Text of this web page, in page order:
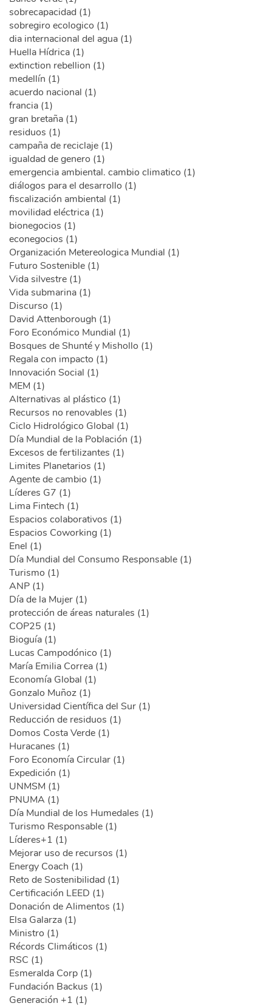
sobrecapacidad (1)
sobregiro ecologico (1)
dia internacional del agua (1)
Huella Hídrica (1)
extinction rebellion (1)
medellín (1)
acuerdo nacional (1)
francia (1)
gran bretaña (1)
residuos (1)
campaña de reciclaje (1)
igualdad de genero (1)
emergencia ambiental. cambio climatico (1)
diálogos para el desarrollo (1)
fiscalización ambiental (1)
movilidad eléctrica (1)
bionegocios (1)
econegocios (1)
Organización Metereologica Mundial (1)
Futuro Sostenible (1)
Vida silvestre (1)
Vida submarina (1)
Discurso (1)
David Attenborough (1)
Foro Económico Mundial (1)
Bosques de Shunté y Mishollo (1)
Regala con impacto (1)
Innovación Social (1)
MEM (1)
Alternativas al plástico (1)
Recursos no renovables (1)
Ciclo Hidrológico Global (1)
Día Mundial de la Población (1)
Excesos de fertilizantes (1)
Limites Planetarios (1)
Agente de cambio (1)
Líderes G7 (1)
Lima Fintech (1)
Espacios colaborativos (1)
Espacios Coworking (1)
Enel (1)
Día Mundial del Consumo Responsable (1)
Turismo (1)
ANP (1)
Día de la Mujer (1)
protección de áreas naturales (1)
COP25 (1)
Bioguía (1)
Lucas Campodónico (1)
María Emilia Correa (1)
Economía Global (1)
Gonzalo Muñoz (1)
Universidad Científica del Sur (1)
Reducción de residuos (1)
Domos Costa Verde (1)
Huracanes (1)
Foro Economía Circular (1)
Expedición (1)
UNMSM (1)
PNUMA (1)
Día Mundial de los Humedales (1)
Turismo Responsable (1)
Líderes+1 (1)
Mejorar uso de recursos (1)
Energy Coach (1)
Reto de Sostenibilidad (1)
Certificación LEED (1)
Donación de Alimentos (1)
Elsa Galarza (1)
Ministro (1)
Récords Climáticos (1)
RSC (1)
Esmeralda Corp (1)
Fundación Backus (1)
Generación +1 (1)